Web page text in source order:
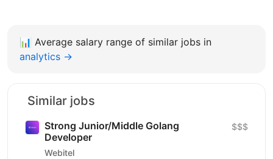
📊 Average salary range of similar jobs in
analytics →
Similar jobs
Strong Junior/Middle Golang
Developer
Webitel
$$$